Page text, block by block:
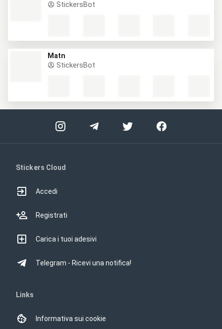
StickersBot
Matn
StickersBot
Stickers Cloud
Accedi
Registrati
Carica i tuoi adesivi
Telegram - Ricevi una notifica!
Links
Informativa sui cookie